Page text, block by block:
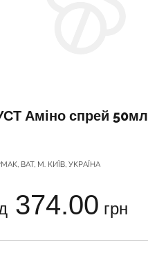
Аміно спрей 50мл
ВАТ, М. КИЇВ, УКРАЇНА
374.00 грн